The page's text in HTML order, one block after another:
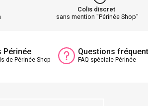
Colis discret
sans mention "Périnée Shop"
Périnée
de Périnée Shop
Questions
FAQ spéciale Périnée